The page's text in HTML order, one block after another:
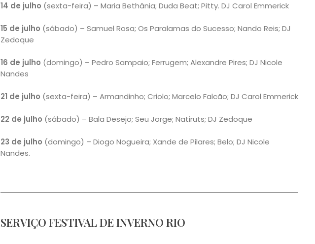
14 de julho (sexta-feira) – Maria Bethânia; Duda Beat; Pitty. DJ Carol Emmerick
15 de julho (sábado) – Samuel Rosa; Os Paralamas do Sucesso; Nando Reis; DJ
Zedoque
16 de julho (domingo) – Pedro Sampaio; Ferrugem; Alexandre Pires; DJ Nicole
Nandes
21 de julho (sexta-feira) – Armandinho; Criolo; Marcelo Falcão; DJ Carol Emmerick
22 de julho (sábado) – Bala Desejo; Seu Jorge; Natiruts; DJ Zedoque
23 de julho (domingo) – Diogo Nogueira; Xande de Pilares; Belo; DJ Nicole
Nandes.
SERVIÇO FESTIVAL DE INVERNO RIO